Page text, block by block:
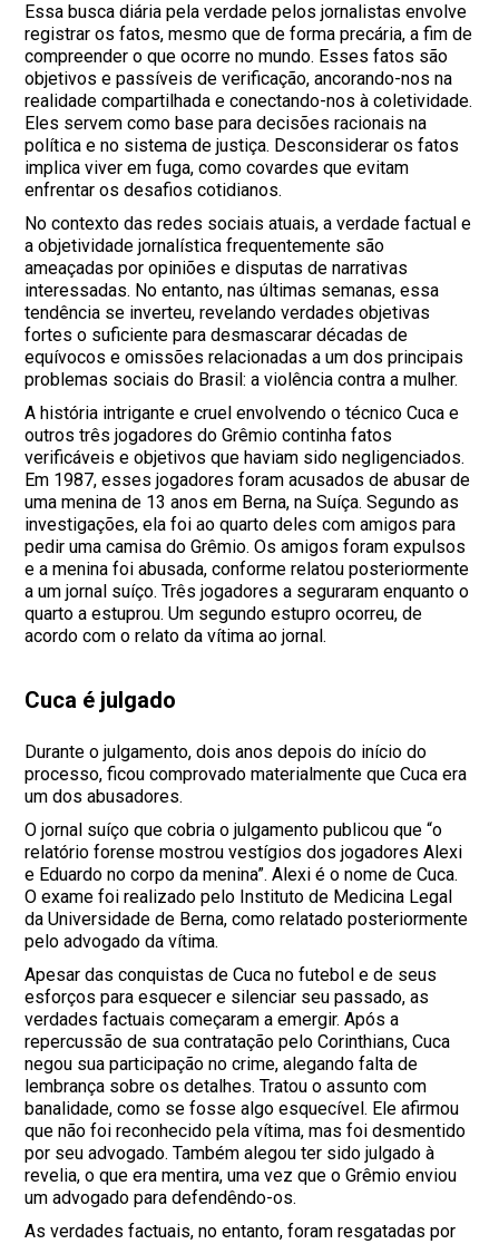
Essa busca diária pela verdade pelos jornalistas envolve
registrar os fatos, mesmo que de forma precária, a fim de
compreender o que ocorre no mundo. Esses fatos são
objetivos e passíveis de verificação, ancorando-nos na
realidade compartilhada e conectando-nos à coletividade.
Eles servem como base para decisões racionais na
política e no sistema de justiça. Desconsiderar os fatos
implica viver em fuga, como covardes que evitam
enfrentar os desafios cotidianos.
No contexto das redes sociais atuais, a verdade factual e
a objetividade jornalística frequentemente são
ameaçadas por opiniões e disputas de narrativas
interessadas. No entanto, nas últimas semanas, essa
tendência se inverteu, revelando verdades objetivas
fortes o suficiente para desmascarar décadas de
equívocos e omissões relacionadas a um dos principais
problemas sociais do Brasil: a violência contra a mulher.
A história intrigante e cruel envolvendo o técnico Cuca e
outros três jogadores do Grêmio continha fatos
verificáveis e objetivos que haviam sido negligenciados.
Em 1987, esses jogadores foram acusados de abusar de
uma menina de 13 anos em Berna, na Suíça. Segundo as
investigações, ela foi ao quarto deles com amigos para
pedir uma camisa do Grêmio. Os amigos foram expulsos
e a menina foi abusada, conforme relatou posteriormente
a um jornal suíço. Três jogadores a seguraram enquanto o
quarto a estuprou. Um segundo estupro ocorreu, de
acordo com o relato da vítima ao jornal.
Cuca é julgado
Durante o julgamento, dois anos depois do início do
processo, ficou comprovado materialmente que Cuca era
um dos abusadores.
O jornal suíço que cobria o julgamento publicou que “o
relatório forense mostrou vestígios dos jogadores Alexi
e Eduardo no corpo da menina”. Alexi é o nome de Cuca.
O exame foi realizado pelo Instituto de Medicina Legal
da Universidade de Berna, como relatado posteriormente
pelo advogado da vítima.
Apesar das conquistas de Cuca no futebol e de seus
esforços para esquecer e silenciar seu passado, as
verdades factuais começaram a emergir. Após a
repercussão de sua contratação pelo Corinthians, Cuca
negou sua participação no crime, alegando falta de
lembrança sobre os detalhes. Tratou o assunto com
banalidade, como se fosse algo esquecível. Ele afirmou
que não foi reconhecido pela vítima, mas foi desmentido
por seu advogado. Também alegou ter sido julgado à
revelia, o que era mentira, uma vez que o Grêmio enviou
um advogado para defendêndo-os.
As verdades factuais, no entanto, foram resgatadas por